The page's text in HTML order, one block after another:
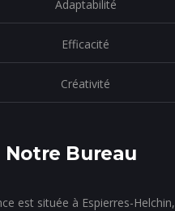
Adaptabilité
Efficacité
Créativité
Notre Bureau
est située à Espierres-Helchin,